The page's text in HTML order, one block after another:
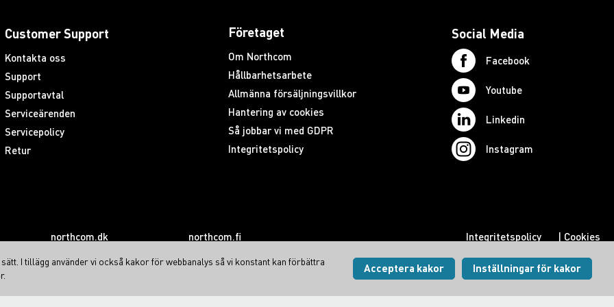
eller för att komma åt data
DES-kryptering som är inbyggd
AES-kryptering som option.
headset eller en
via Bluetooth® för att överföra
Customer Support
Kontakta oss
Support
Supportavtal
Serviceärenden
Servicepolicy
Retur
Företaget
Om Northcom
Hållbarhetsarbete
Allmänna försäljningsvillkor
Hantering av cookies
Så jobbar vi med GDPR
Integritetspolicy
Social Media
Facebook
Youtube
Linkedin
Instagram
northcom.dk northcom.fi Integritetspolicy | Cookies
I tillägg använder vi också kakor för webbanalys så vi konstant kan förbättra
Acceptera kakor Inställningar för kakor